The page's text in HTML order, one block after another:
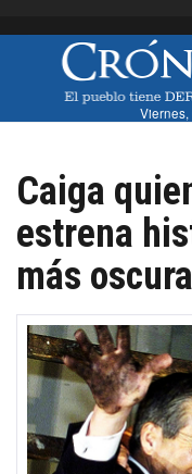
Caiga
estrena
más oscura